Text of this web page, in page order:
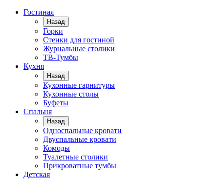
Гостиная
Назад
Горки
Стенки для гостиной
Журнальные столики
TВ-Тумбы
Кухня
Назад
Кухонные гарнитуры
Кухонные столы
Буфеты
Спальня
Назад
Односпальные кровати
Двуспальные кровати
Комоды
Туалетные столики
Прикроватные тумбы
Детская